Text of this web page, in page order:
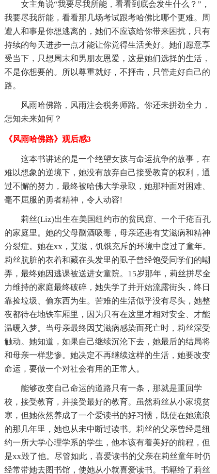
女主角说“我要尽我所能，看看到底会发生什么？”，
我要尽我所能，看看那几场考试跟考哈佛比哪个更难。周
遭人和事是你想逃离的，她们不应该给你带来困扰，只有
持续的每天进步一点才能让你觉得生活美好。她们愿意享
受当下，只想周末和男朋友恩爱，这是她们选择的生活，
不是你想要的。所以尊重就好，不抨击，只管走好自己的
路。
风雨哈佛路，风雨注会税务师路。你还未拼劲全力，
怎知未来如何？
《风雨哈佛路》观后感3
这本书讲述的是一个绝望女孩与命运抗争的故事，在
难以想象的逆境下，她没有放弃自己接受教育的权利，通
过不懈的努力，最终被哈佛大学录取，她那种面对困难、
毫不屈服的勇者精神，令人动容!
莉丝(Liz)出生在美国纽约市的贫民窟、一个千疮百孔
的家庭里。她的父母酗酒吸毒，母亲还患有艾滋病和精神
分裂症。她在xx，艾滋，饥饿充斥的环境中度过了童年。
莉丝肮脏的衣着和藏在头发里的虱子曾经饱受同学们的嘲
弄，最终她因逃课被送进女童院。15岁那年，莉丝拼尽全
力维持的家庭最终破碎，她失学了并开始流露街头，终日
靠捡垃圾、偷东西为生。苦难的生活似乎没有尽头，她整
夜都待在地铁车厢里，因为只有在这里才相对安全、才能
温暖入梦。当母亲最终因艾滋病感染而死亡时，莉丝深受
触动。她知道，如果自己继续沉沦下去，她最后的结局将
和母亲一样悲惨。她决定不再继续这样的生活，她要改变
命运，要做一个对社会有用的正常人。
能够改变自己命运的道路只有一条，那就是重回学
校，接受教育，并接受最好的教育。虽然莉丝从小家境贫
寒，但她依然养成了一个爱读书的好习惯，既使在她流浪
的那几年里，她也从未中断过读书。莉丝的父亲曾经是纽
约一所大学心理学系的学生，他本该有着美好的前程，但
是xx毁了他。尽管如此，喜爱读书的父亲在莉丝童年时仍
经常带她去图书馆，使她从小就喜爱读书。书籍给了莉丝